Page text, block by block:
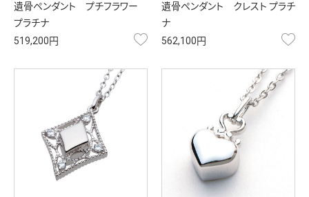
遺骨ペンダント プチフラワー
プラチナ
519,200円
お気に入り
遺骨ペンダント クレスト プラチ
ナ
562,100円